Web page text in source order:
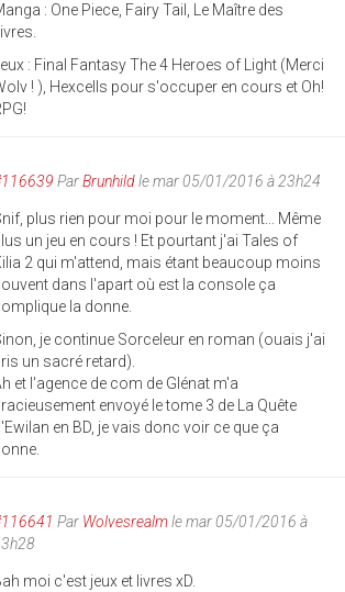
: One Piece, Fairy Tail, Le Maître des
Livres.
: Final Fantasy The 4 Heroes of Light (Merci
! ), Hexcells pour s'occuper en cours et Oh!
ParBrunhildle mar 05/01/2016 à 23h24
plus rien pour moi pour le moment... Même
un jeu en cours ! Et pourtant j'ai Tales of
2 qui m'attend, mais étant beaucoup moins
dans l'apart où est la console ça
la donne.
je continue Sorceleur en roman (ouais j'ai
un sacré retard).
et l'agence de com de Glénat m'a
envoyé le tome 3 de La Quête
en BD, je vais donc voir ce que ça
Par Wolvesrealmle mar 05/01/2016 à
moi c'est jeux et livres xD.